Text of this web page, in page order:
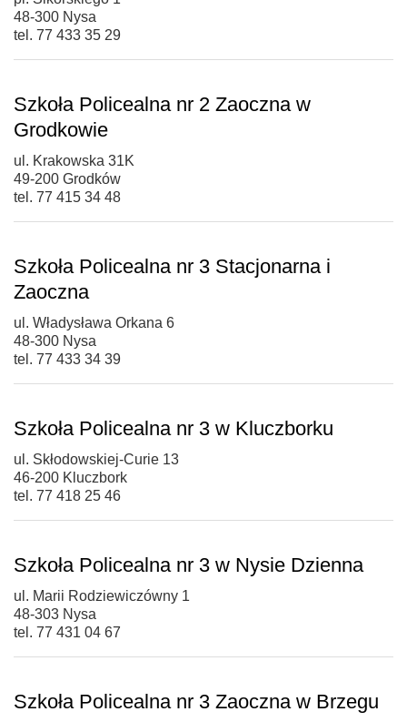
48-300 Nysa
tel. 77 433 35 29
Szkoła Policealna nr 2 Zaoczna w
Grodkowie
ul. Krakowska 31K
49-200 Grodków
tel. 77 415 34 48
Szkoła Policealna nr 3 Stacjonarna i
Zaoczna
ul. Władysława Orkana 6
48-300 Nysa
tel. 77 433 34 39
Szkoła Policealna nr 3 w Kluczborku
ul. Skłodowskiej-Curie 13
46-200 Kluczbork
tel. 77 418 25 46
Szkoła Policealna nr 3 w Nysie Dzienna
ul. Marii Rodziewiczówny 1
48-303 Nysa
tel. 77 431 04 67
Szkoła Policealna nr 3 Zaoczna w Brzegu